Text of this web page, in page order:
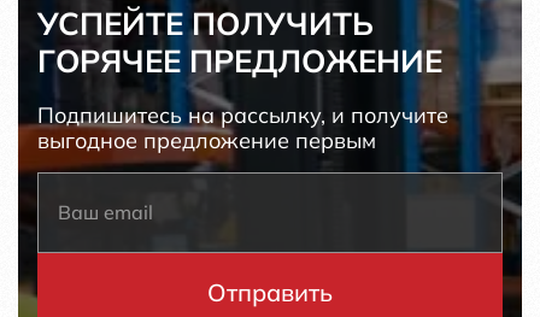
УСПЕЙТЕ ПОЛУЧИТЬ
ГОРЯЧЕЕ ПРЕДЛОЖЕНИЕ
Подпишитесь на рассылку, и получите
выгодное предложение первым